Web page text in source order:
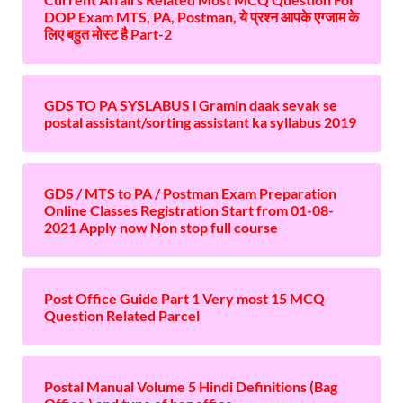
DOP Exam MTS, PA, Postman, ये प्रश्न आपके एग्जाम के
लिए बहुत मोस्ट है Part-2
GDS TO PA SYSLABUS l Gramin daak sevak se
postal assistant/sorting assistant ka syllabus 2019
GDS / MTS to PA / Postman Exam Preparation
Online Classes Registration Start from 01-08-
2021 Apply now Non stop full course
Post Office Guide Part 1 Very most 15 MCQ
Question Related Parcel
Postal Manual Volume 5 Hindi Definitions (Bag